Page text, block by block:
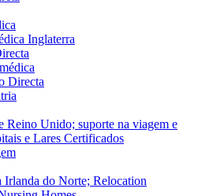
Inglaterra
Directa
Reino Unido; suporte na viagem e
e Lares Certificados
do Norte; Relocation